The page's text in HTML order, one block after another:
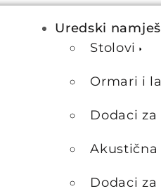
Uredski
Stolovi
Ormari i
Dodaci za
Akustična
Dodaci za